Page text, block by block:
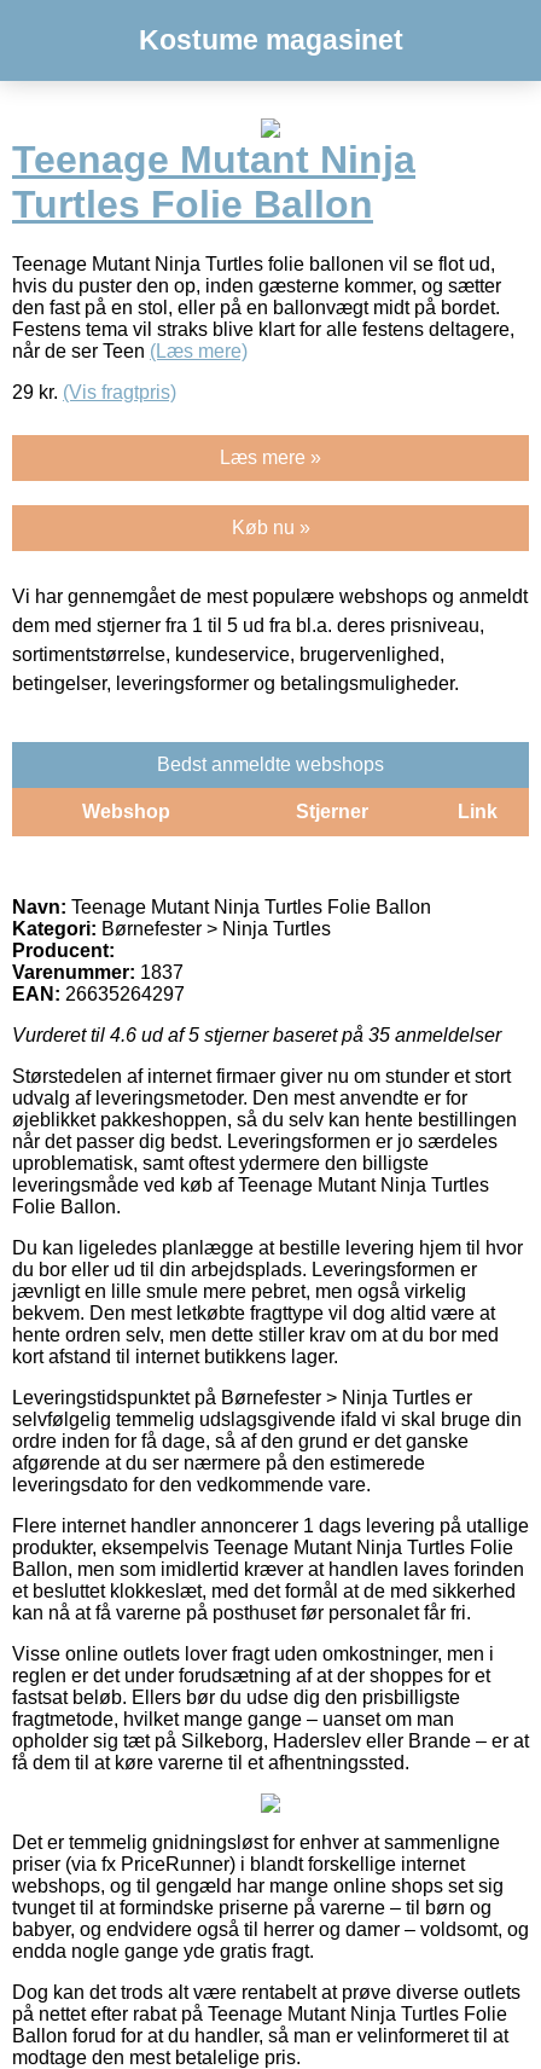
Kostume magasinet
Teenage Mutant Ninja
Turtles Folie Ballon
Teenage Mutant Ninja Turtles folie ballonen vil se flot ud,
hvis du puster den op, inden gæsterne kommer, og sætter
den fast på en stol, eller på en ballonvægt midt på bordet.
Festens tema vil straks blive klart for alle festens deltagere,
når de ser Teen (Læs mere)
29 kr. (Vis fragtpris)
Læs mere »
Køb nu »
Vi har gennemgået de mest populære webshops og anmeldt
dem med stjerner fra 1 til 5 ud fra bl.a. deres prisniveau,
sortimentstørrelse, kundeservice, brugervenlighed,
betingelser, leveringsformer og betalingsmuligheder.
Bedst anmeldte webshops
Webshop Stjerner Link
Navn: Teenage Mutant Ninja Turtles Folie Ballon
Kategori: Børnefester > Ninja Turtles
Producent:
Varenummer: 1837
EAN: 26635264297
Vurderet til 4.6 ud af 5 stjerner baseret på 35 anmeldelser
Størstedelen af internet firmaer giver nu om stunder et stort
udvalg af leveringsmetoder. Den mest anvendte er for
øjeblikket pakkeshoppen, så du selv kan hente bestillingen
når det passer dig bedst. Leveringsformen er jo særdeles
uproblematisk, samt oftest ydermere den billigste
leveringsmåde ved køb af Teenage Mutant Ninja Turtles
Folie Ballon.
Du kan ligeledes planlægge at bestille levering hjem til hvor
du bor eller ud til din arbejdsplads. Leveringsformen er
jævnligt en lille smule mere pebret, men også virkelig
bekvem. Den mest letkøbte fragttype vil dog altid være at
hente ordren selv, men dette stiller krav om at du bor med
kort afstand til internet butikkens lager.
Leveringstidspunktet på Børnefester > Ninja Turtles er
selvfølgelig temmelig udslagsgivende ifald vi skal bruge din
ordre inden for få dage, så af den grund er det ganske
afgørende at du ser nærmere på den estimerede
leveringsdato for den vedkommende vare.
Flere internet handler annoncerer 1 dags levering på utallige
produkter, eksempelvis Teenage Mutant Ninja Turtles Folie
Ballon, men som imidlertid kræver at handlen laves forinden
et besluttet klokkeslæt, med det formål at de med sikkerhed
kan nå at få varerne på posthuset før personalet får fri.
Visse online outlets lover fragt uden omkostninger, men i
reglen er det under forudsætning af at der shoppes for et
fastsat beløb. Ellers bør du udse dig den prisbilligste
fragtmetode, hvilket mange gange – uanset om man
opholder sig tæt på Silkeborg, Haderslev eller Brande – er at
få dem til at køre varerne til et afhentningssted.
Det er temmelig gnidningsløst for enhver at sammenligne
priser (via fx PriceRunner) i blandt forskellige internet
webshops, og til gengæld har mange online shops set sig
tvunget til at formindske priserne på varerne – til børn og
babyer, og endvidere også til herrer og damer – voldsomt, og
endda nogle gange yde gratis fragt.
Dog kan det trods alt være rentabelt at prøve diverse outlets
på nettet efter rabat på Teenage Mutant Ninja Turtles Folie
Ballon forud for at du handler, så man er velinformeret til at
modtage den mest betalelige pris.